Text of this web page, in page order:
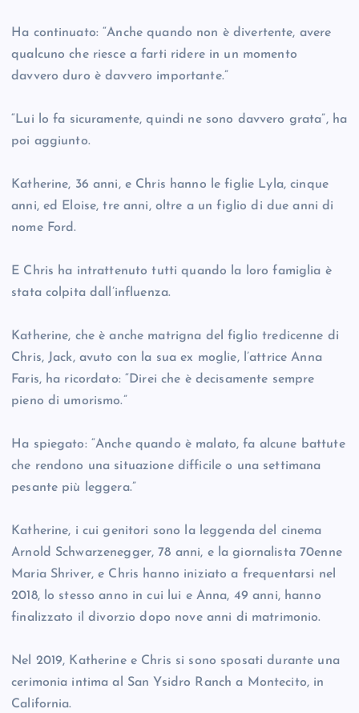
Ha continuato: “Anche quando non è divertente, avere
qualcuno che riesce a farti ridere in un momento
davvero duro è davvero importante.”
“Lui lo fa sicuramente, quindi ne sono davvero grata”, ha
poi aggiunto.
Katherine, 36 anni, e Chris hanno le figlie Lyla, cinque
anni, ed Eloise, tre anni, oltre a un figlio di due anni di
nome Ford.
E Chris ha intrattenuto tutti quando la loro famiglia è
stata colpita dall’influenza.
Katherine, che è anche matrigna del figlio tredicenne di
Chris, Jack, avuto con la sua ex moglie, l’attrice Anna
Faris, ha ricordato: “Direi che è decisamente sempre
pieno di umorismo.”
Ha spiegato: “Anche quando è malato, fa alcune battute
che rendono una situazione difficile o una settimana
pesante più leggera.”
Katherine, i cui genitori sono la leggenda del cinema
Arnold Schwarzenegger, 78 anni, e la giornalista 70enne
Maria Shriver, e Chris hanno iniziato a frequentarsi nel
2018, lo stesso anno in cui lui e Anna, 49 anni, hanno
finalizzato il divorzio dopo nove anni di matrimonio.
Nel 2019, Katherine e Chris si sono sposati durante una
cerimonia intima al San Ysidro Ranch a Montecito, in
California.